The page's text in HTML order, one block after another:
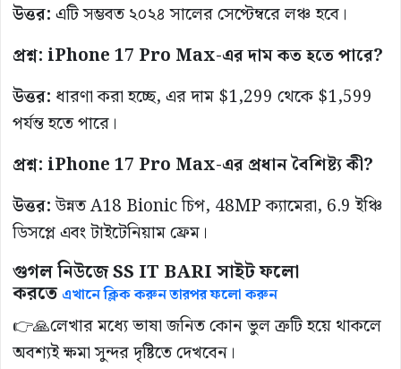
উত্তর:এটি সম্ভবত ২০২৪ সালের সেপ্টেম্বরে লঞ্চ হবে।
প্রশ্ন: iPhone 17 Pro Max-এর দাম কত হতে পারে?
উত্তর: ধারণা করা হচ্ছে, এর দাম $1,299 থেকে $1,599
পর্যন্ত হতে পারে।
প্রশ্ন: iPhone 17 Pro Max-এর প্রধান বৈশিষ্ট্য কী?
উত্তর:উন্নত A18 Bionic চিপ, 48MP ক্যামেরা, 6.9 ইঞ্চি
ডিসপ্লে এবং টাইটেনিয়াম ফ্রেম।
গুগল নিউজে SS IT BARI সাইট ফলো
করতে এখানে ক্লিক করুন তারপর ফলো করুন
👉🙏লেখার মধ্যে ভাষা জনিত কোন ভুল ত্রুটি হয়ে থাকলে
অবশ্যই ক্ষমা সুন্দর দৃষ্টিতে দেখবেন।